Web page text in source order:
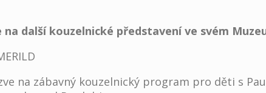
další kouzelnické představení ve svém
na zábavný kouzelnický program pro děti s